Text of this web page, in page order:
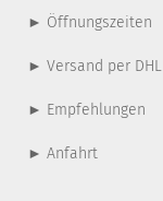
► Öffnungszeiten
► Versand per DHL
► Empfehlungen
► Anfahrt